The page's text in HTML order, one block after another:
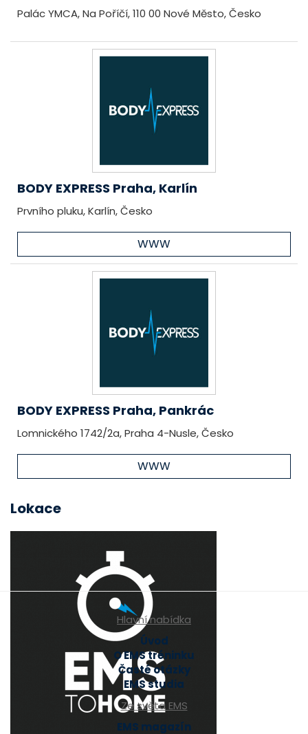
Palác YMCA, Na Poříčí, 110 00 Nové Město, Česko
BODY EXPRESS Praha, Karlín
Prvního pluku, Karlín, Česko
WWW
BODY EXPRESS Praha, Pankrác
Lomnického 1742/2a, Praha 4-Nusle, Česko
WWW
Lokace
Hlavní nabídka
Úvod
O EMS tréninku
Časté otázky
EMS studia
Ze světa EMS
EMS magazín